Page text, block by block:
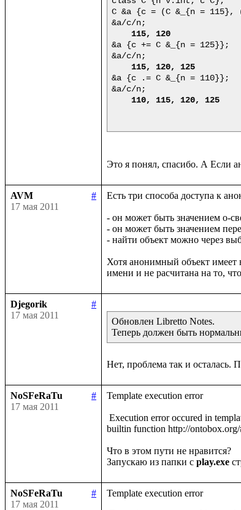
C &a {c = (C &_{n = 115},
&a/c/n;
115, 120
&a {c += C &_{n = 125}};
&a/c/n;
115, 120, 125
&a {c .= C &_{n = 110}};
&a/c/n;
110, 115, 120, 125
AVM
#
17 мая 2011
Есть три способа доступа к
- он может быть значением о-
- он может быть значением
- найти объект можно через
Хотя анонимный объект имеет
Djegorik
#
17 мая 2011
Обновлен Libretto Notes.
NoSFeRaTu
#
17 мая 2011
Template execution error
builtin function http://
Что в этом пути не нравится?
Запускаю из папки с play.exe
NoSFeRaTu
#
17 мая 2011
Template execution error